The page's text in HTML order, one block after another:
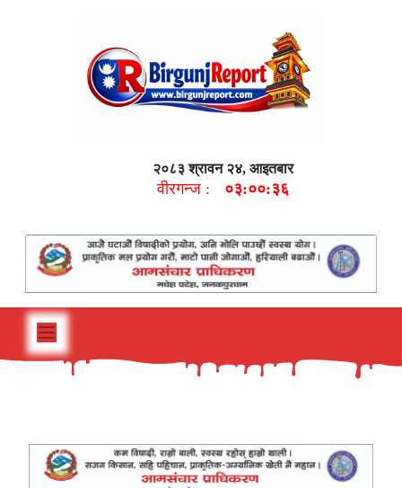
२०८३ श्रावन २४, आइतबार
वीरगन्ज : ०३:००:३७